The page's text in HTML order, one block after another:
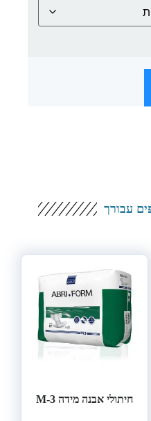
עבורך
חיתולי אבנה מידה M-3